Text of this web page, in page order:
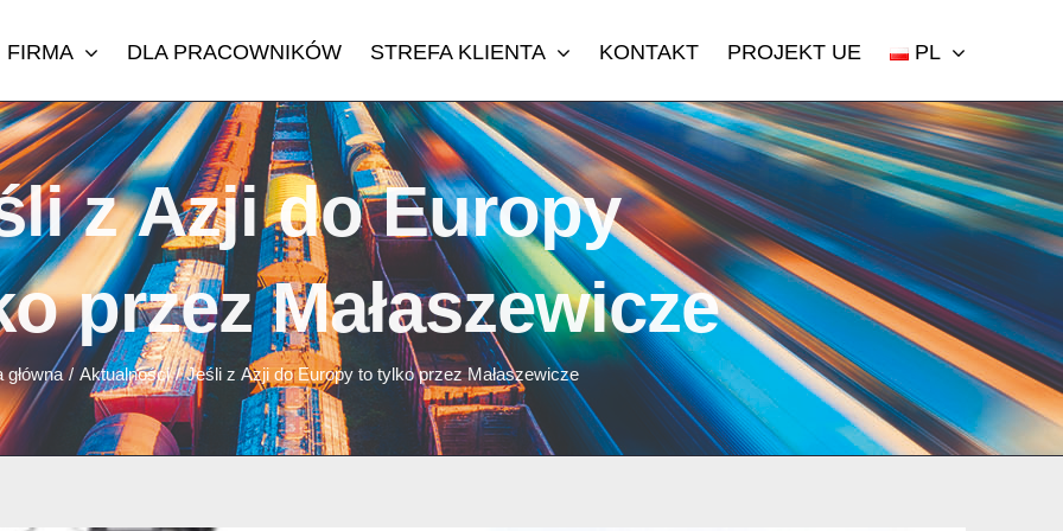
FIRMA DLA PRACOWNIKÓW STREFA KLIENTA KONTAKT PROJEKT UE PL
z Azji do Europy
przez Małaszewicze
główna / Aktualności / Jeśli z Azji do Europy to tylko przez Małaszewicze